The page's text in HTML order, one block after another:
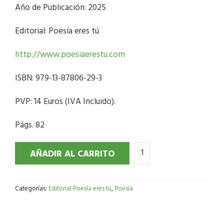
Año de Publicación: 2025
Editorial: Poesía eres tú
http://www.poesiaerestu.com
ISBN: 979-13-87806-29-3
PVP: 14 Euros (IVA Incluido).
Págs. 82
AÑADIR AL CARRITO
Categorías:Editorial Poesía eres tú,Poesía